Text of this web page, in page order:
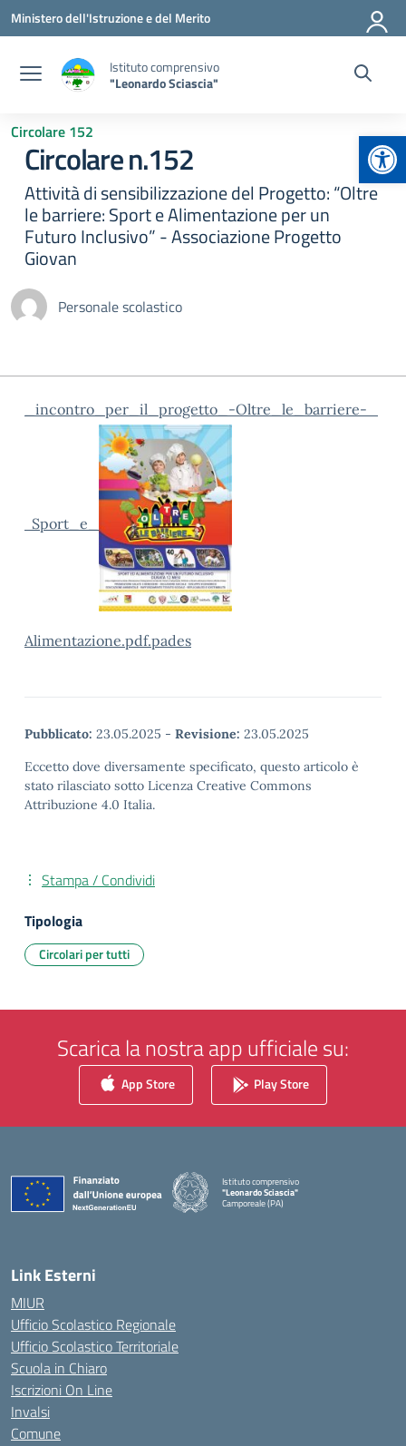
Vai ai contenuti
Vai al menu di navigazione
Vai al footer
Ministero dell'Istruzione e del Merito
Istituto comprensivo
"Leonardo Sciascia"
Circolare 152
Circolare n.152
Attività di sensibilizzazione del Progetto: “Oltre
le barriere: Sport e Alimentazione per un
Futuro Inclusivo” - Associazione Progetto
Giovan
Personale scolastico
_incontro_per_il_progetto_-Oltre_le_barriere-
Sport_e_
Alimentazione.pdf.pades
Pubblicato: 23.05.2025 - Revisione: 23.05.2025
Eccetto dove diversamente specificato, questo articolo è
stato rilasciato sotto Licenza Creative Commons
Attribuzione 4.0 Italia.
Stampa / Condividi
Tipologia
Circolari per tutti
Scarica la nostra app ufficiale su:
App Store Play Store
Istituto comprensivo
"Leonardo Sciascia"
Camporeale (PA)
Link Esterni
MIUR
Ufficio Scolastico Regionale
Ufficio Scolastico Territoriale
Scuola in Chiaro
Iscrizioni On Line
Invalsi
Comune